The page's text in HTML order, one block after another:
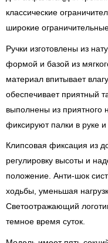
классические
широкие
Ручки изготовлены из
формой и базой из
материал впитывает
обеспечивает приятный
выполнены из
фиксируют палки в руке
Клипсовая фиксация из
регулировку высоты и
положение. Анти-шок
ходьбы, уменьшая
Светоотражающий
темное время суток.